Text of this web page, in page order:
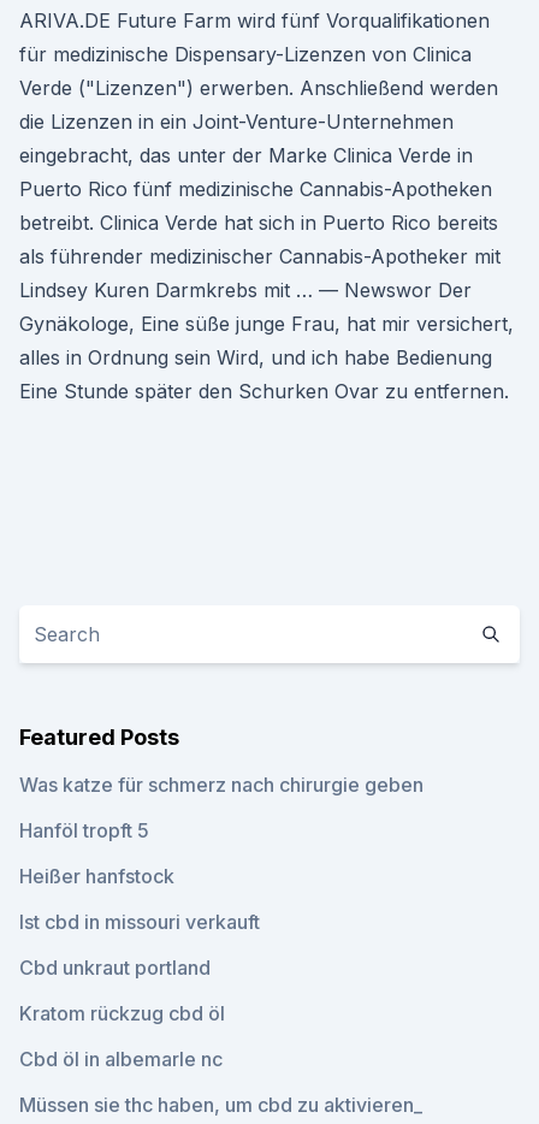
ARIVA.DE Future Farm wird fünf Vorqualifikationen
für medizinische Dispensary-Lizenzen von Clinica
Verde ("Lizenzen") erwerben. Anschließend werden
die Lizenzen in ein Joint-Venture-Unternehmen
eingebracht, das unter der Marke Clinica Verde in
Puerto Rico fünf medizinische Cannabis-Apotheken
betreibt. Clinica Verde hat sich in Puerto Rico bereits
als führender medizinischer Cannabis-Apotheker mit
Lindsey Kuren Darmkrebs mit … — Newswor Der
Gynäkologe, Eine süße junge Frau, hat mir versichert,
alles in Ordnung sein Wird, und ich habe Bedienung
Eine Stunde später den Schurken Ovar zu entfernen.
Featured Posts
Was katze für schmerz nach chirurgie geben
Hanföl tropft 5
Heißer hanfstock
Ist cbd in missouri verkauft
Cbd unkraut portland
Kratom rückzug cbd öl
Cbd öl in albemarle nc
Müssen sie thc haben, um cbd zu aktivieren_